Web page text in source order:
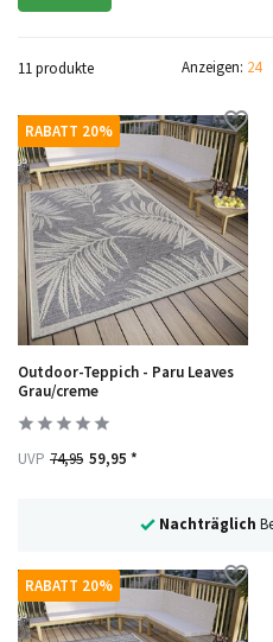
11 produkte Anzeigen:
RABATT 20%
Outdoor-Teppich - Paru Leaves
Grau/creme
UVP 74,95 59,95 *
Nachträglich
RABATT 20%